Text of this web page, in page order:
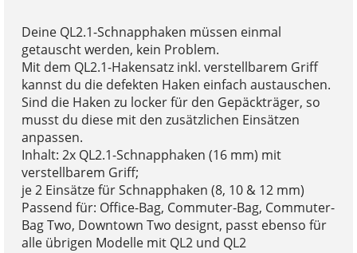
Deine QL2.1-Schnapphaken müssen einmal
getauscht werden, kein Problem.
Mit dem QL2.1-Hakensatz inkl. verstellbarem Griff
kannst du die defekten Haken einfach austauschen.
Sind die Haken zu locker für den Gepäckträger, so
musst du diese mit den zusätzlichen Einsätzen
anpassen.
Inhalt: 2x QL2.1-Schnapphaken (16 mm) mit
verstellbarem Griff;
je 2 Einsätze für Schnapphaken (8, 10 & 12 mm)
Passend für: Office-Bag, Commuter-Bag, Commuter-
Bag Two, Downtown Two designt, passt ebenso für
alle übrigen Modelle mit QL2 und QL2